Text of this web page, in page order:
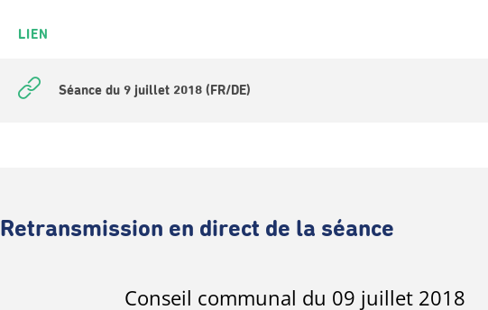
LIEN
Séance du 9 juillet 2018 (FR/DE)
Retransmission en direct de la séance